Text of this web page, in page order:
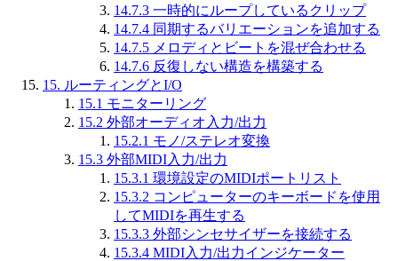
14.7.3 一時的にループしているクリップ
14.7.4 同期するバリエーションを追加する
14.7.5 メロディとビートを混ぜ合わせる
14.7.6 反復しない構造を構築する
15. ルーティングとI/O
15.1 モニターリング
15.2 外部オーディオ入力/出力
15.2.1 モノ/ステレオ変換
15.3 外部MIDI入力/出力
15.3.1 環境設定のMIDIポートリスト
15.3.2 コンピューターのキーボードを使用
してMIDIを再生する
15.3.3 外部シンセサイザーを接続する
15.3.4 MIDI入力/出力インジケーター